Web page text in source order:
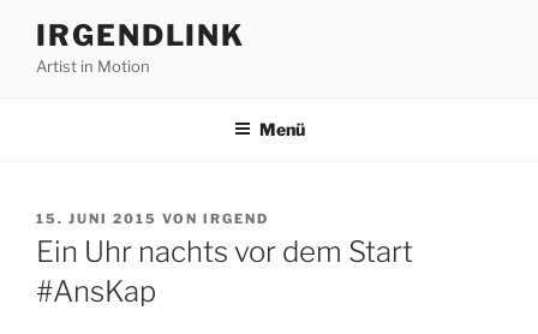
Inhalt
springen
IRGENDLINK
Artist in Motion
Menü
VERÖFFENTLICHT
AM
15. JUNI 2015 VON IRGEND
Ein Uhr nachts vor dem Start
#AnsKap